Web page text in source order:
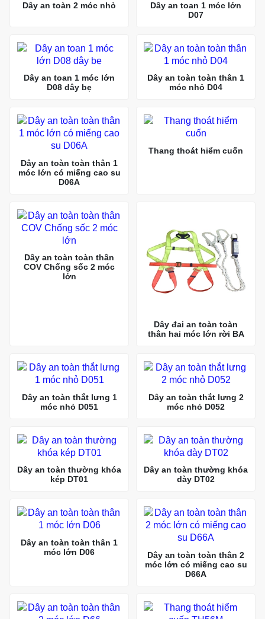
Dây an toàn 2 móc nhỏ
Dây an toan 1 móc lớn
D07
Dây an toan 1 móc lớn
D08 dây bẹ
Dây an toàn toàn thân 1
móc nhỏ D04
Dây an toàn toàn thân 1
móc lớn có miếng cao su
D06A
Thang thoát hiểm cuốn
Dây an toàn toàn thân
COV Chống sốc 2 móc
lớn
Dây đai an toàn toàn
thân hai móc lớn rời BA
Dây an toàn thắt lưng 1
móc nhỏ D051
Dây an toàn thắt lưng 2
móc nhỏ D052
Dây an toàn thường khóa
kép DT01
Dây an toàn thường khóa
dày DT02
Dây an toàn toàn thân 1
móc lớn D06
Dây an toàn toàn thân 2
móc lớn có miếng cao su
D66A